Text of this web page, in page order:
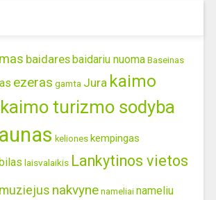
baidaresbaidariu nuoma Baseinas
ezeras gamta Jura kaimo
kaimo turizmo sodyba
keliones kempingas
laisvalaikis Lankytinos vietos
muziejus nakvyne nameliai nameliu